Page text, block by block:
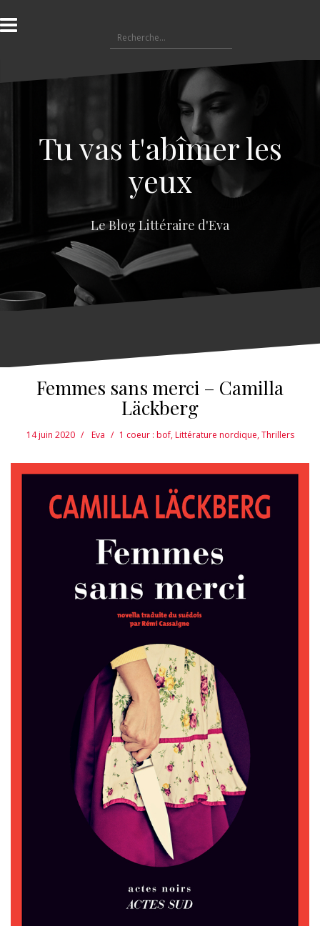
l
a
e
e
Tu vas t'abîmer les
yeux
Le Blog Littéraire d'Eva
Femmes sans merci – Camilla
Läckberg
14 juin 2020 Eva 1 coeur : bof,Littérature nordique,Thrillers